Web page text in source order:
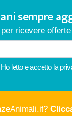
sempre
ricevere
Ho letto e accetto la